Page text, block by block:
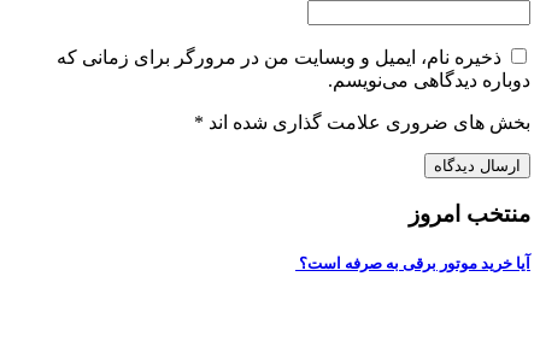
ذخیره نام، ایمیل و وبسایت من در مرورگر برای زمانی که
دوباره دیدگاهی می‌نویسم.
بخش های ضروری علامت گذاری شده اند *
منتخب امروز
آیا خرید موتور برقی به صرفه است؟